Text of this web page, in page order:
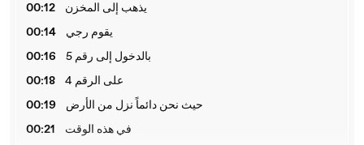
00:12
يذهب إلى المخزن
00:14
يقوم رجي
00:16
بالدخول إلى رقم 5
00:18
على الرقم 4
00:19
حيث نحن دائماً نزل من الأرض
00:21
في هذه الوقت